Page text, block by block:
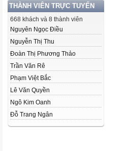
THÀNH VIÊN TRỰC TUYẾN
668 khách và 8 thành viên
Nguyên Ngọc Điều
Nguyễn Thị Thu
Đoàn Thị Phương Thảo
Trần Văn Rê
Phạm Việt Bắc
Lê Văn Quyền
Ngô Kim Oanh
Đỗ Trang Ngân